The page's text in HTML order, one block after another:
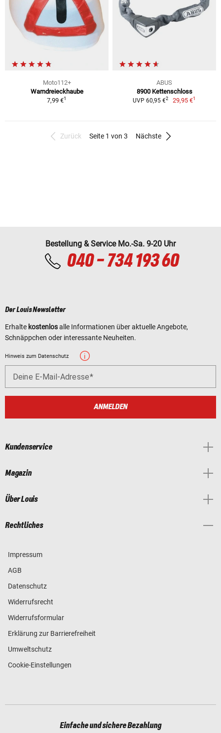
Moto112+
Warndreieckhaube
7,99 €1
ABUS
8900 Kettenschloss
UVP 60,95 €2 29,95 €1
Zurück Seite 1 von 3 Nächste
Bestellung & Service Mo.-Sa. 9-20 Uhr
040 - 734 193 60
Der Louis Newsletter
Erhalte kostenlosalle Informationen über aktuelle Angebote,
Schnäppchen oder interessante Neuheiten.
Hinweis zum Datenschutz
Deine E-Mail-Adresse
ANMELDEN
Kundenservice
Magazin
Über Louis
Rechtliches
Impressum
AGB
Datenschutz
Widerrufsrecht
Widerrufsformular
Erklärung zur Barrierefreiheit
Umweltschutz
Cookie-Einstellungen
Einfache und sichere Bezahlung